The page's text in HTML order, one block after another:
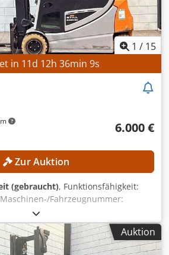
1 / 15
in 11d 12h 36min 7s
6.000 €
Zur Auktion
(gebraucht), Funktionsfähigkeit:
Fahrzeugnummer:
2019, Betriebsstunden:
7.960 mm, Freihub:2.710
, Masttyp:Triplex,
, TECHNISCHE DETAILS Tragkraft:
Auktion